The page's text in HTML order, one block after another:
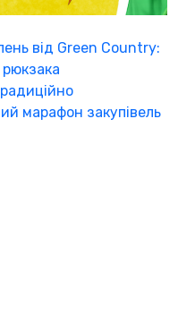
від Green Country:
марафон закупівель